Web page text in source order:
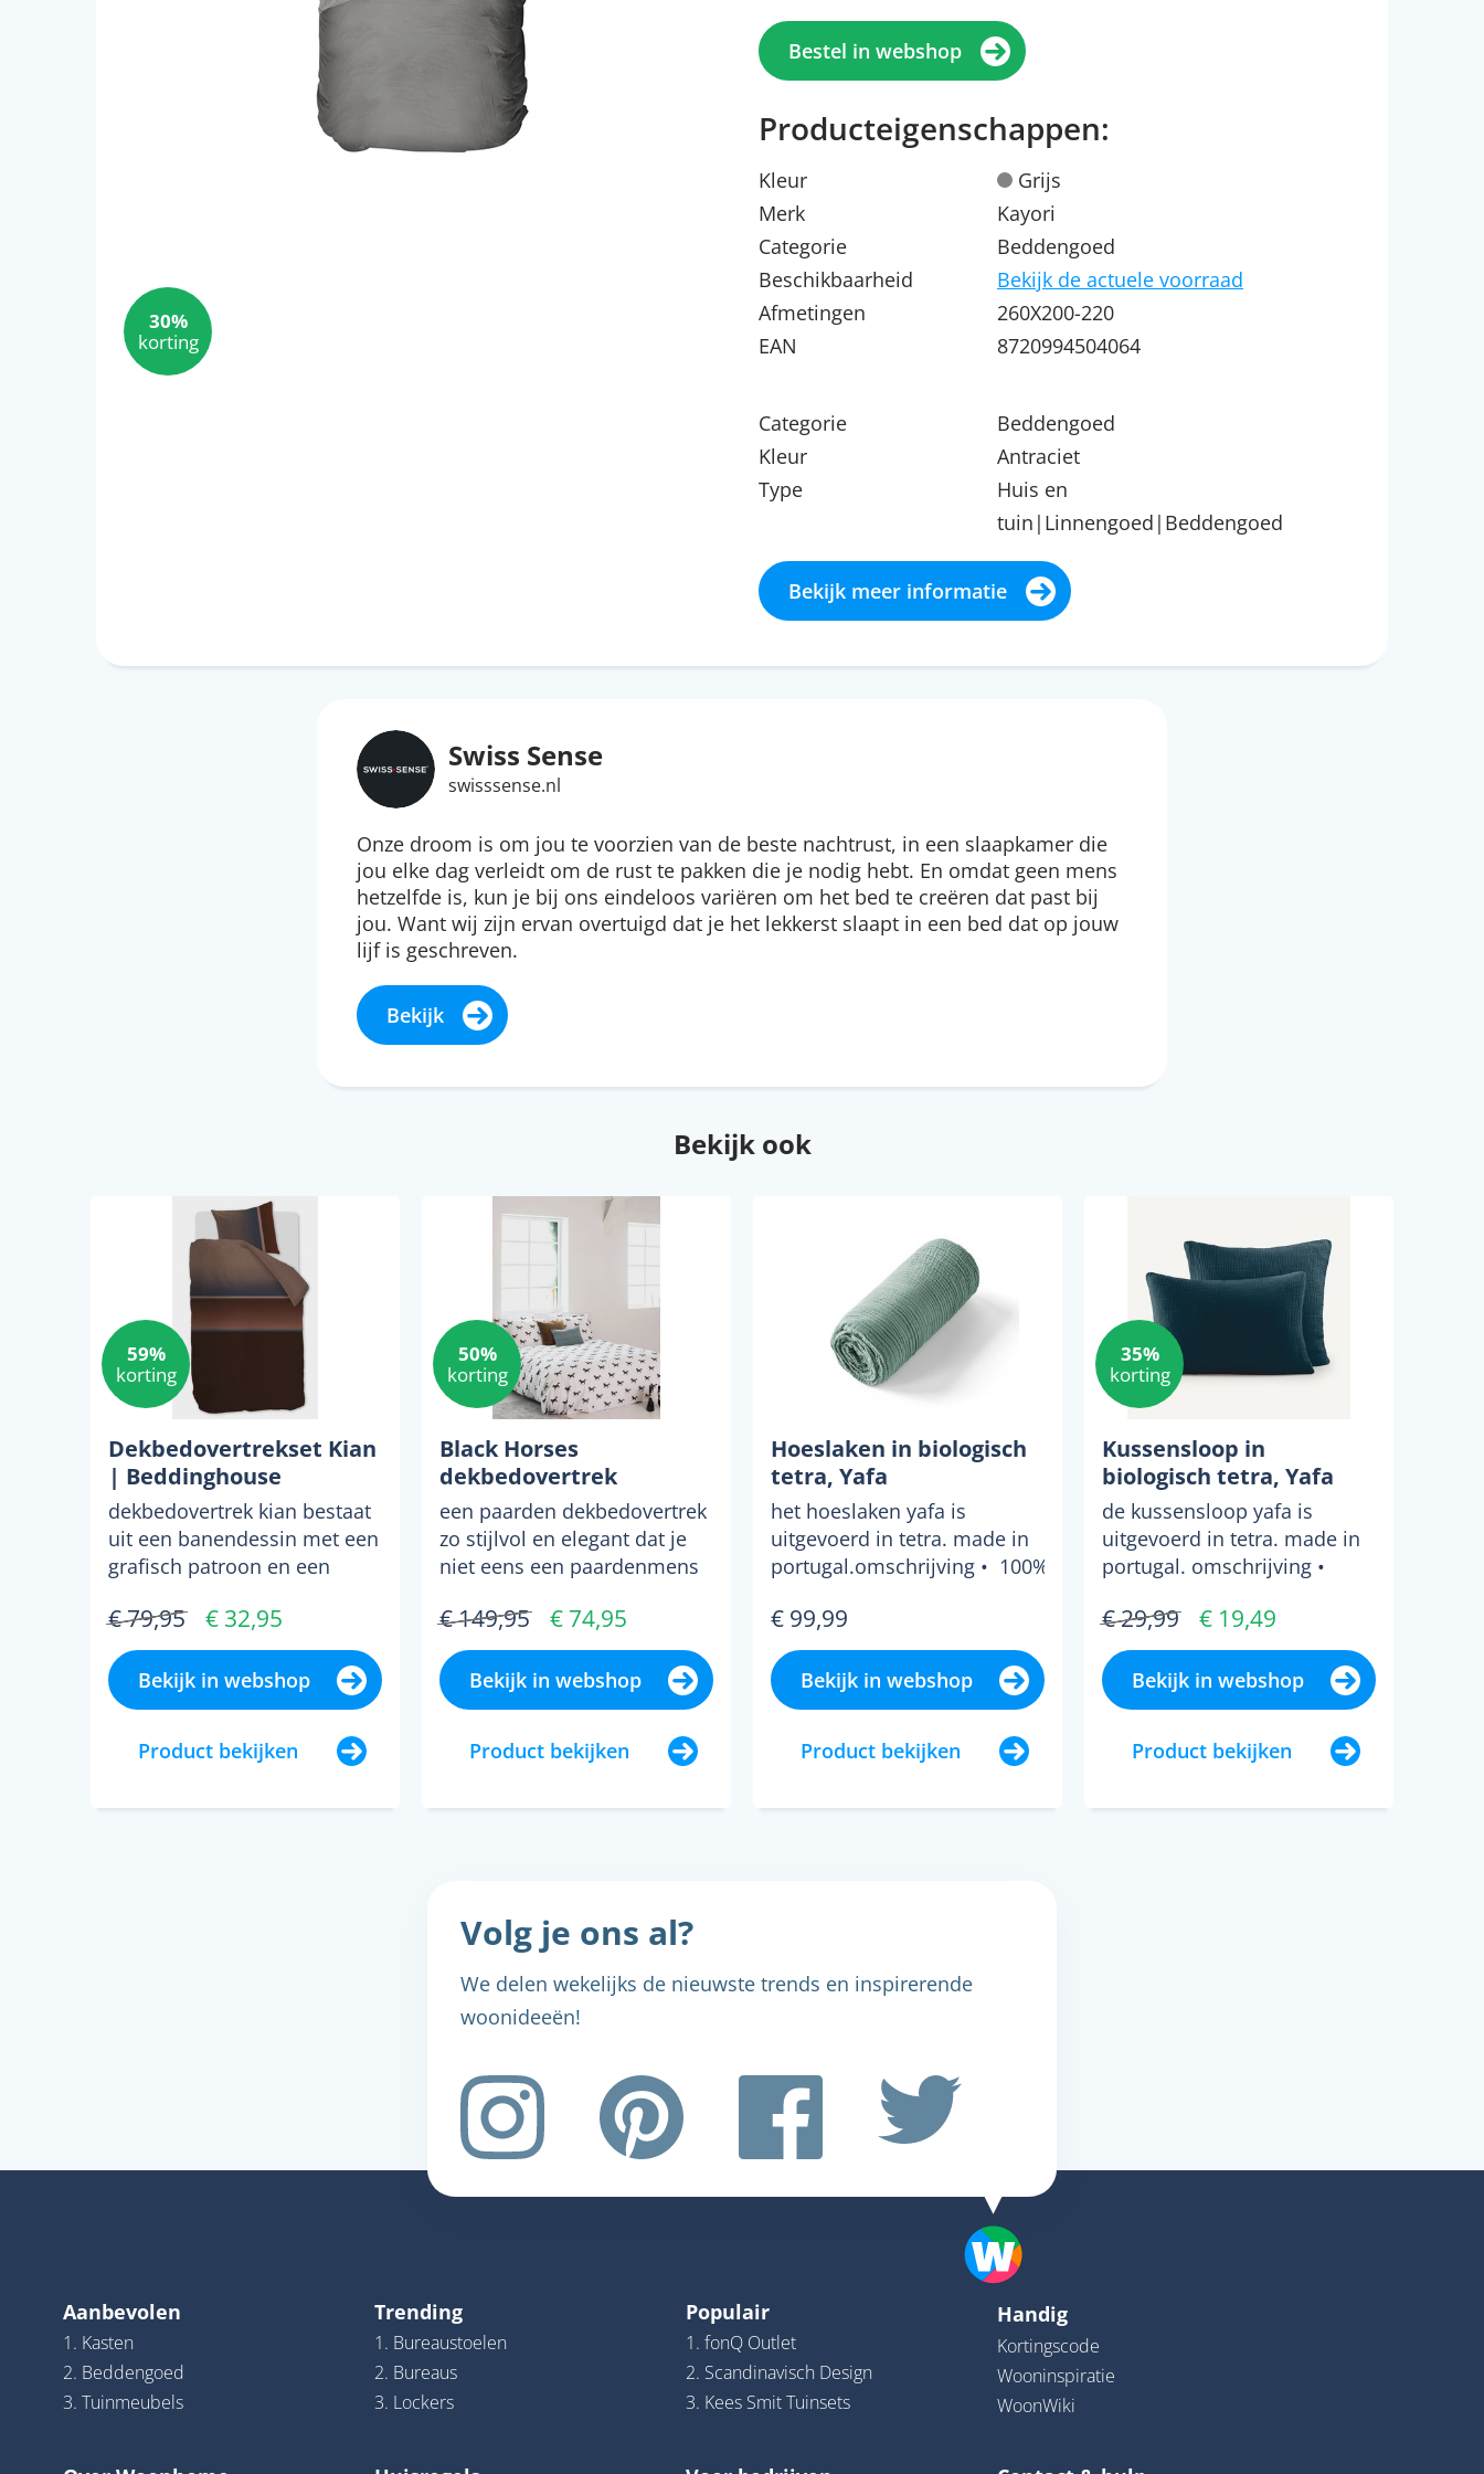
Menu sluiten
Menu sluiten
Menu sluiten
Menu sluiten
Menu sluiten
30%
korting
Bestel in webshop
Producteigenschappen:
Kleur
Grijs
Merk
Kayori
Categorie
Beddengoed
Beschikbaarheid
Bekijk de actuele voorraad
Afmetingen
260X200-220
EAN
8720994504064
Categorie
Beddengoed
Kleur
Antraciet
Type
Huis en
tuin|Linnengoed|Beddengoed
Bekijk meer informatie
Swiss Sense
swisssense.nl
Onze droom is om jou te voorzien van de beste nachtrust, in een slaapkamer die
jou elke dag verleidt om de rust te pakken die je nodig hebt. En omdat geen mens
hetzelfde is, kun je bij ons eindeloos variëren om het bed te creëren dat past bij
jou. Want wij zijn ervan overtuigd dat je het lekkerst slaapt in een bed dat op jouw
lijf is geschreven.
Bekijk
Bekijk ook
59%
korting
Dekbedovertrekset Kian
| Beddinghouse
dekbedovertrek kian bestaat
uit een banendessin met een
grafisch patroon en een
€ 79,95 € 32,95
Bekijk in webshop
Product bekijken
50%
korting
Black Horses
dekbedovertrek
een paarden dekbedovertrek
zo stijlvol en elegant dat je
niet eens een paardenmens
€ 149,95 € 74,95
Bekijk in webshop
Product bekijken
Hoeslaken in biologisch
tetra, Yafa
het hoeslaken yafa is
uitgevoerd in tetra. made in
portugal.omschrijving • 100%
€ 99,99
Bekijk in webshop
Product bekijken
35%
korting
Kussensloop in
biologisch tetra, Yafa
de kussensloop yafa is
uitgevoerd in tetra. made in
portugal. omschrijving •
€ 29,99 € 19,49
Bekijk in webshop
Product bekijken
Volg je ons al?
We delen wekelijks de nieuwste trends en inspirerende
woonideeën!
Aanbevolen
1. Kasten
2. Beddengoed
3. Tuinmeubels
Trending
1. Bureaustoelen
2. Bureaus
3. Lockers
Populair
1. fonQ Outlet
2. Scandinavisch Design
3. Kees Smit Tuinsets
Handig
Kortingscode
Wooninspiratie
WoonWiki